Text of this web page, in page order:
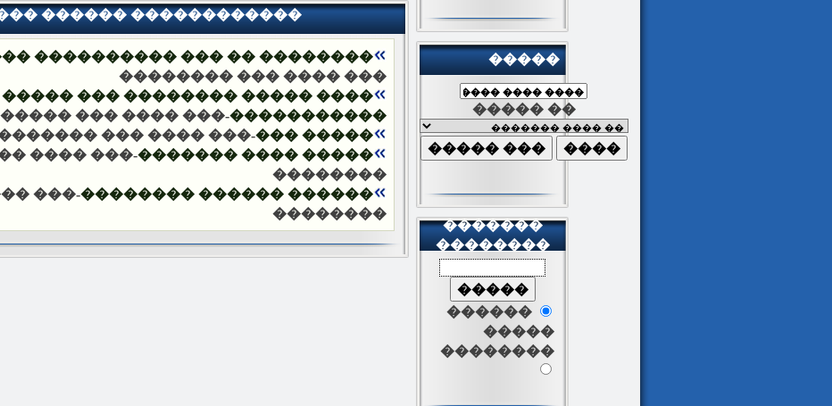
������ ������������
�� ��� ���������� ���������
��� ���� ��� ��������
�������� ��� ����� ��������
�����������
���� ��� ��������
����� ���
���� ��� ��������
����� ���� �������
���� ���
��������
������ ������ ��������
���
��������
�����
����� ��
�������
��������
������
�����
��������